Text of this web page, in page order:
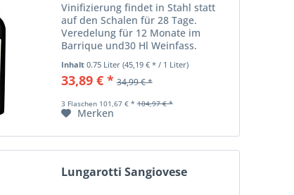
Vinifizierung findet in Stahl statt
auf den Schalen für 28 Tage.
Veredelung für 12 Monate im
Barrique und30 Hl Weinfass.
Leichte Filtration und Lagerung von
2 Jahren in der Flasche, bevor er
auf den Markt kommt. Farbe:
Inhalt 0.75 Liter (45,19 € * / 1 Liter)
33,89 € * 34,99 € *
3 Flaschen 101,67 € * 104,97 € *
Merken
Lungarotti Sangiovese